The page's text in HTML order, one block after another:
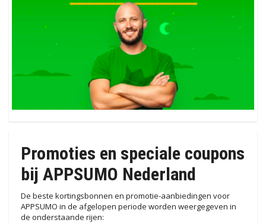
Promoties en speciale coupons
bij APPSUMO Nederland
De beste kortingsbonnen en promotie-aanbiedingen voor
APPSUMO in de afgelopen periode worden weergegeven in
de onderstaande rijen: